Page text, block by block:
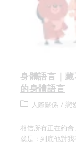
身體語言｜
的身體語言
人際關係 / 戀
相信所有正在約
就是：到底他對